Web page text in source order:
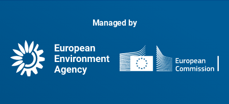
Managed by